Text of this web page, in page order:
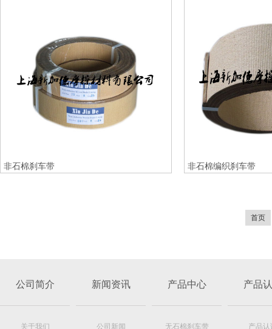
非石棉刹车带 非石棉编织刹车带
首页
公司简介
关于我们
新闻资讯
公司新闻
产品中心
无石棉刹车带
产品
产品认